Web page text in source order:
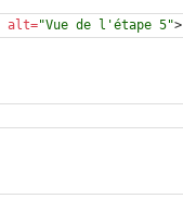
alt="Vue de l'étape 5">